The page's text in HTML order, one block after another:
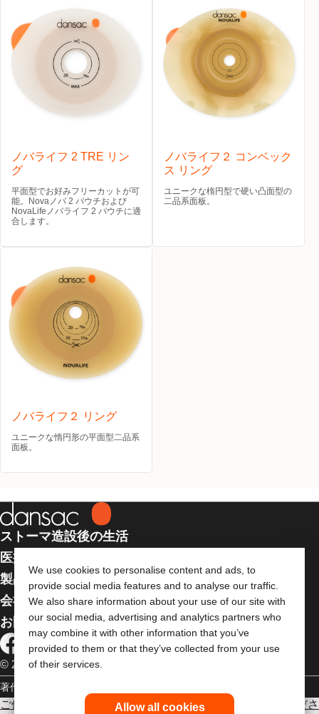
We use cookies to personalise content and ads, to
provide social media features and to analyse our traffic.
We also share information about your use of our site with
our social media, advertising and analytics partners who
may combine it with other information that you’ve
provided to them or that they’ve collected from your use
of their services.
Allow all cookies
ノバライフ 2 TRE リン
グ
平面型でお好みフリーカットが可
能。Novaノバ 2 パウチおよび
NovaLifeノバライフ 2 パウチに適
合します。
ノバライフ２ コンベック
ス リング
ユニークな楕円型で硬い凸面型の
二品系面板。
ノバライフ２ リング
ユニークな惰円形の平面型二品系
面板。
ストーマ造設後の生活
医療従事者向け情報
製品
会社案内
お問い合わせ
© 2026 Dansac A/S. 全著作権所有
著作権
ご使用に際しては使用説明書をよく読み、正しくお使いくださ